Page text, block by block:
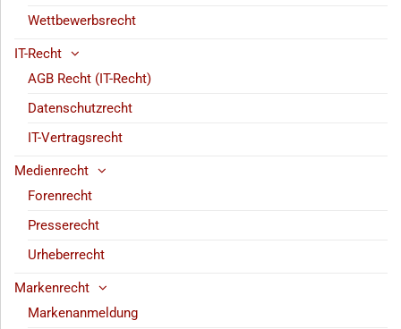
Wettbewerbsrecht
IT-Recht
AGB Recht (IT-Recht)
Datenschutzrecht
IT-Vertragsrecht
Medienrecht
Forenrecht
Presserecht
Urheberrecht
Markenrecht
Markenanmeldung